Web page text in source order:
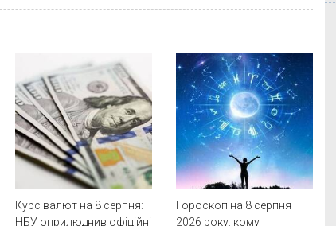
Курс валют на 8 серпня:
НБУ оприлюднив офіційні
Гороскоп на 8 серпня
2026 року: кому